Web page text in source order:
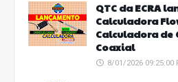
QTC da ECRA
Calculadora
Calculadora de
Coaxial
8/01/2026 09:25:00